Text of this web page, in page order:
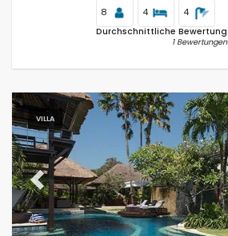
Am Golfplätze in (2)
Spezielle Ermäßigungen (0)
8 4 4
Durchschnittliche Bewertung
1 Bewertungen
VILLA
Previous